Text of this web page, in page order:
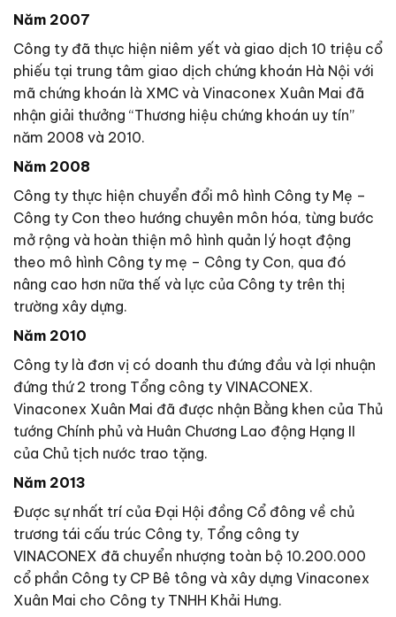
Năm 2007
Công ty đã thực hiện niêm yết và giao dịch 10 triệu cổ
phiếu tại trung tâm giao dịch chứng khoán Hà Nội với
mã chứng khoán là XMC và Vinaconex Xuân Mai đã
nhận giải thưởng “Thương hiệu chứng khoán uy tín”
năm 2008 và 2010.
Năm 2008
Công ty thực hiện chuyển đổi mô hình Công ty Mẹ –
Công ty Con theo hướng chuyên môn hóa, từng bước
mở rộng và hoàn thiện mô hình quản lý hoạt động
theo mô hình Công ty mẹ – Công ty Con, qua đó
nâng cao hơn nữa thế và lực của Công ty trên thị
trường xây dựng.
Năm 2010
Công ty là đơn vị có doanh thu đứng đầu và lợi nhuận
đứng thứ 2 trong Tổng công ty VINACONEX.
Vinaconex Xuân Mai đã được nhận Bằng khen của Thủ
tướng Chính phủ và Huân Chương Lao động Hạng II
của Chủ tịch nước trao tặng.
Năm 2013
Được sự nhất trí của Đại Hội đồng Cổ đông về chủ
trương tái cấu trúc Công ty, Tổng công ty
VINACONEX đã chuyển nhượng toàn bộ 10.200.000
cổ phần Công ty CP Bê tông và xây dựng Vinaconex
Xuân Mai cho Công ty TNHH Khải Hưng.